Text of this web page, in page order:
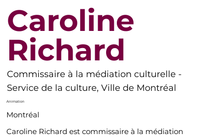
Caroline
Richard
Commissaire à la médiation culturelle -
Service de la culture, Ville de Montréal
Animation
Montréal
Caroline Richard est commissaire à la médiation